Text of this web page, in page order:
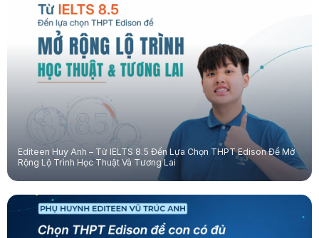
Editeen Huy Anh – Từ IELTS 8.5 Đến Lựa Chọn THPT Edison Để Mở
Rộng Lộ Trình Học Thuật Và Tương Lai